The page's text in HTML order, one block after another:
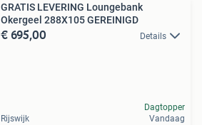
GRATIS LEVERING Loungebank
Okergeel 288X105 GEREINIGD
€ 695,00 Details
Rijswijk
Dagtopper
Vandaag